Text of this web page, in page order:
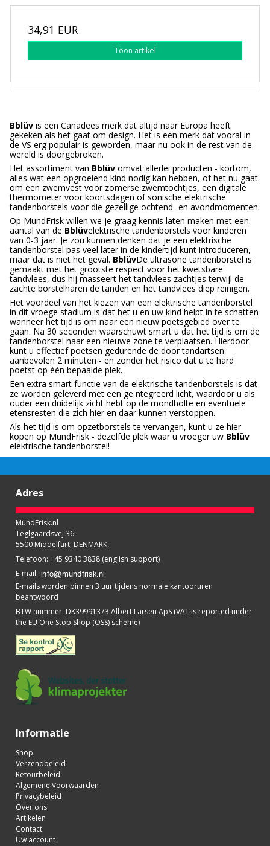
34,91 EUR
Toon artikel
Bblüv is een Canadees merk dat altijd naar Europa heeft
gekeken als het gaat om design. Het is een merk dat vooral in
de VS erg populair is geworden, maar nu ook in de rest van de
wereld is doorgebroken.
Het assortiment van Bblüv omvat allerlei producten - kortom,
alles wat een opgroeiend kind nodig kan hebben, of het nu gaat
om een zwemvest voor zomerse zwemtochtjes, een digitale
thermometer voor koortsdagen of sonische elektrische
tandenborstels voor die gezellige ochtend- en avondmomenten.
Op MundFrisk willen we je graag kennis laten maken met een
aantal van de Bblüvelektrische tandenborstels voor kinderen
van 0-3 jaar. Je zou kunnen denken dat je een elektrische
tandenborstel pas veel later in de kindertijd kunt introduceren,
maar dat is niet het geval. BblüvDe ultrasone tandenborstel is
gemaakt met het grootste respect voor het kwetsbare
tandvlees, dus hij masseert het tandvlees zachtjes terwijl de
zachte borstelharen de tanden en het tandvlees diep reinigen.
Het voordeel van het kiezen van een elektrische tandenborstel
in dit vroege stadium is dat het u en uw kind helpt in te schatten
wanneer het tijd is om naar een nieuw poetsgebied over te
gaan. Na 30 seconden waarschuwt smart u dat het tijd is om de
tandenborstel naar een nieuwe zone te verplaatsen. Hierdoor
kunt u effectief poetsen gedurende de door tandartsen
aanbevolen 2 minuten - en zonder het risico dat u te hard
poetst op één bepaalde plek.
Een extra smart functie van de elektrische tandenborstels is dat
ze worden geleverd met een geïntegreerd licht, waardoor u als
ouder een duidelijk zicht hebt op de mondholte en eventuele
etensresten die zich hier en daar kunnen verstoppen.
Als het tijd is om opzetborstels te vervangen, kunt u ze hier
kopen op MundFrisk - dezelfde plek waar u vroeger uw Bblüv
elektrische tandenborstel!
Adres
MundFrisk.nl
Teglgaardsvej 36
5500 Middelfart, DENMARK
Telefoon: +45 9340 3838 (english support)
E-mail:
E-mails worden binnen 3 uur tijdens normale kantooruren
beantwoord
BTW nummer: DK39991373 Albert Larsen ApS (VAT is reported under
the EU One Stop Shop (OSS) scheme)
Informatie
Shop
Verzendbeleid
Retourbeleid
Algemene Voorwaarden
Privacybeleid
Over ons
Artikelen
Contact
Uw account